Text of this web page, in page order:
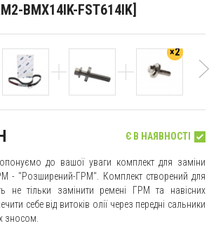
BMX14IK-FST614IK]
×2
Є В НАЯВНОСТІ
до вашої уваги комплект для заміни
- "Розширений-ГРМ". Комплект створений для
не тільки замінити ремені ГРМ та навісних
себе від витоків олії через передні сальники
зносом.